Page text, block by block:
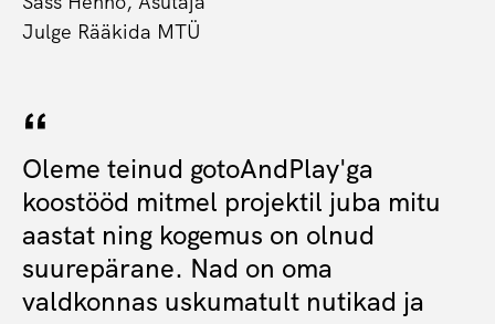
Julge Rääkida MTÜ
Oleme teinud gotoAndPlay'ga
koostööd mitmel projektil juba mitu
aastat ning kogemus on olnud
suurepärane. Nad on oma
valdkonnas uskumatult nutikad ja